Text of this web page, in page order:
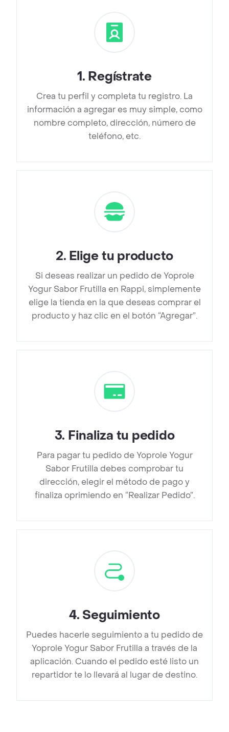
1. Regístrate
Crea tu perfil y completa tu registro. La
información a agregar es muy simple, como
nombre completo, dirección, número de
teléfono, etc.
2. Elige tu producto
Si deseas realizar un pedido de Yoprole
Yogur Sabor Frutilla en Rappi, simplemente
elige la tienda en la que deseas comprar el
producto y haz clic en el botón “Agregar”.
3. Finaliza tu pedido
Para pagar tu pedido de Yoprole Yogur
Sabor Frutilla debes comprobar tu
dirección, elegir el método de pago y
finaliza oprimiendo en “Realizar Pedido”.
4. Seguimiento
Puedes hacerle seguimiento a tu pedido de
Yoprole Yogur Sabor Frutilla a través de la
aplicación. Cuando el pedido esté listo un
repartidor te lo llevará al lugar de destino.